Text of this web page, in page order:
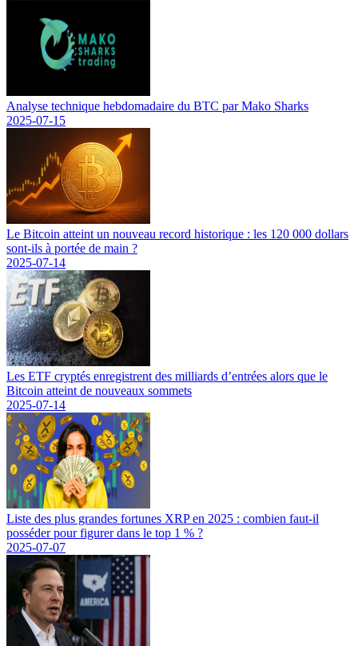
Analyse technique hebdomadaire du BTC par Mako Sharks
2025-07-15
Le Bitcoin atteint un nouveau record historique : les 120 000 dollars
sont-ils à portée de main ?
2025-07-14
Les ETF cryptés enregistrent des milliards d’entrées alors que le
Bitcoin atteint de nouveaux sommets
2025-07-14
Liste des plus grandes fortunes XRP en 2025 : combien faut-il
posséder pour figurer dans le top 1 % ?
2025-07-07